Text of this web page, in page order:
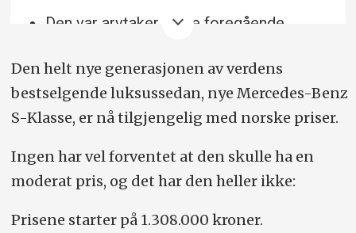
Den var arvtaker til tre foregående
bak tallkombinasjonen i
modellbetegnelsen
tilbake til første S-modell fra 1954
S står for Sondermodell - («særskilt»
modell)
Den helt nye generasjonen av verdens
bestselgende luksussedan, nye Mercedes-Benz
S-Klasse, er nå tilgjengelig med norske priser.
Ingen har vel forventet at den skulle ha en
moderat pris, og det har den heller ikke:
Prisene starter på 1.308.000 kroner.